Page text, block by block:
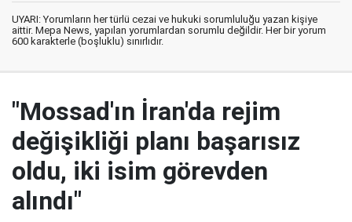
UYARI: Yorumların her türlü cezai ve hukuki sorumluluğu yazan kişiye
aittir. Mepa News, yapılan yorumlardan sorumlu değildir. Her bir yorum
600 karakterle (boşluklu) sınırlıdır.
"Mossad'ın İran'da rejim
değişikliği planı başarısız
oldu, iki isim görevden
alındı"